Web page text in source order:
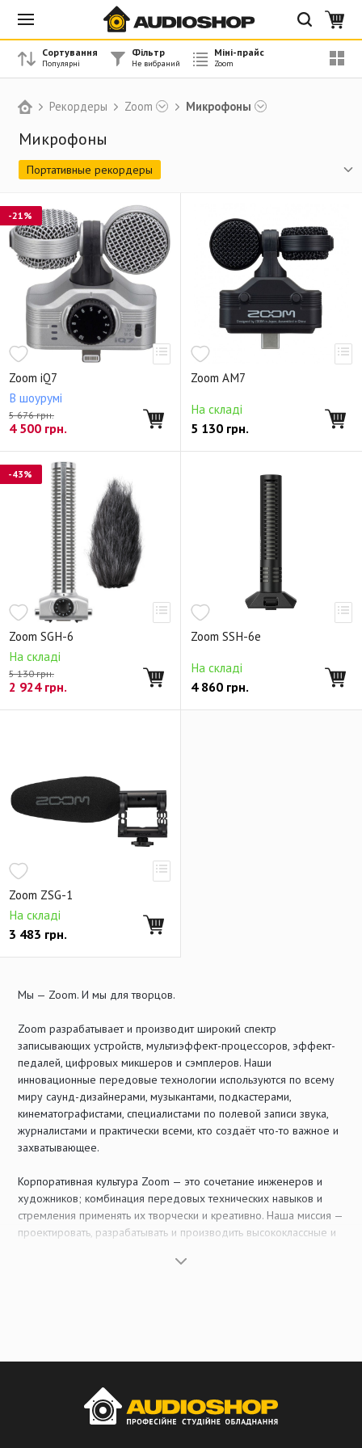
Рекордеры Zoom Микрофоны
Микрофоны
Портативные рекордеры
Комплекты для подкастинга
Рекордеры для видео (серия Q)
Цифровые портативные студии
Микрофоны
Педали
Аудио-интерфейсы
Комплектующие и аксессуары
Снято с производства
Zoom iQ7
В шоурумі
5 676 грн.
4 500 грн.
-21%
Zoom AM7
На складі
5 130 грн.
Zoom SGH-6
На складі
5 130 грн.
2 924грн.
-43%
Zoom SSH-6e
На складі
4 860 грн.
Zoom ZSG-1
На складі
3 483 грн.
Сортування Фільтр Міні-прайс
Мы — Zoom. И мы для творцов.
Zoom разрабатывает и производит широкий спектр
записывающих устройств, мультиэффект-процессоров, эффект-
педалей, цифровых микшеров и сэмплеров. Наши
инновационные передовые технологии используются по всему
миру саунд-дизайнерами, музыкантами, подкастерами,
кинематографистами, специалистами по полевой записи звука,
журналистами и практически всеми, кто создаёт что-то важное и
захватывающее.
Корпоративная культура Zoom — это сочетание инженеров и
художников; комбинация передовых технических навыков и
стремления применять их творчески и креативно. Наша миссия —
проектировать, разрабатывать и производить высококлассные и
каждому — от любителя до профессионала — свободнее
Портативные рекордеры